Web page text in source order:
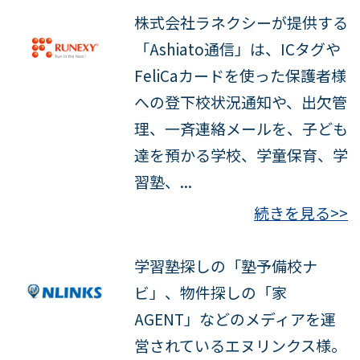
株式会社ラネクシーが提供する
「Ashiato通信」は、ICタグや
FeliCaカードを使った保護者様
への登下校状況通知や、出欠管
理、一斉連絡メールを、子ども
達を預かる学校、学童保育、学
習塾、...
続きを見る>>
学習塾探しの「塾予備校ナ
ビ」、物件探しの「家
AGENT」などのメディアを運
営されているエヌリンクス様。